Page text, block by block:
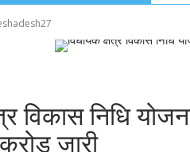
विकास निधि
जारी